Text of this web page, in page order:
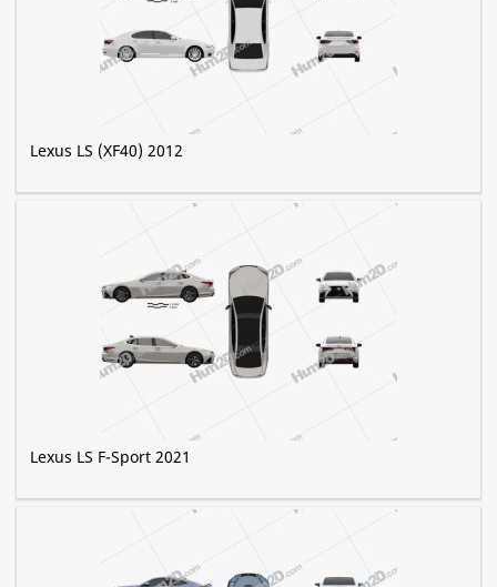
Lexus LS (XF40) 2012
Lexus LS F-Sport 2021